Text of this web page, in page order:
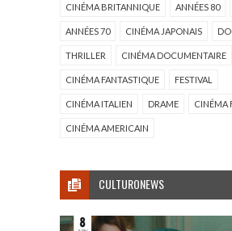
CINÉMA BRITANNIQUE ANNÉES 80
ANNÉES 70 CINÉMA JAPONAIS
THRILLER CINÉMA DOCUMENTAIRE
CINÉMA FANTASTIQUE FESTIVAL
CINÉMA ITALIEN DRAME CINÉMA
CINÉMA AMERICAIN
CULTURONEWS